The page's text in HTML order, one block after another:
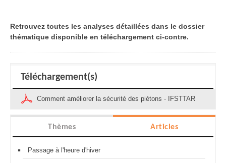
Retrouvez toutes les analyses détaillées dans le dossier
thématique disponible en téléchargement ci-contre.
Téléchargement(s)
Comment améliorer la sécurité des piétons - IFSTTAR
Thèmes Articles
Passage à l'heure d'hiver